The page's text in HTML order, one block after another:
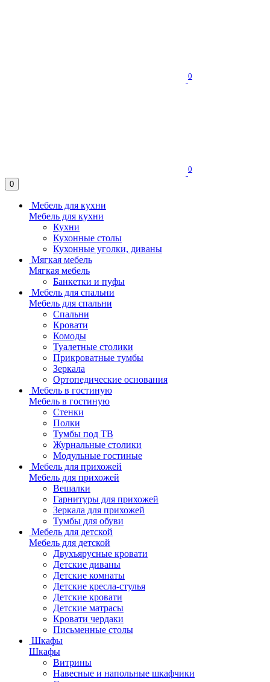
0
0
0
Мебель для кухни
Мебель для кухни
Кухни
Кухонные столы
Кухонные уголки, диваны
Мягкая мебель
Мягкая мебель
Банкетки и пуфы
Мебель для спальни
Мебель для спальни
Спальни
Кровати
Комоды
Туалетные столики
Прикроватные тумбы
Зеркала
Ортопедические основания
Мебель в гостиную
Мебель в гостиную
Стенки
Полки
Тумбы под ТВ
Журнальные столики
Модульные гостиные
Мебель для прихожей
Мебель для прихожей
Вешалки
Гарнитуры для прихожей
Зеркала для прихожей
Тумбы для обуви
Мебель для детской
Мебель для детской
Двухъярусные кровати
Детские диваны
Детские комнаты
Детские кресла-стулья
Детские кровати
Детские матрасы
Кровати чердаки
Письменные столы
Шкафы
Шкафы
Витрины
Навесные и напольные шкафчики